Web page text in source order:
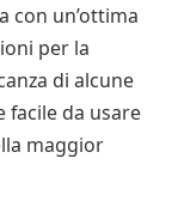
con un’ottima
per la
di alcune
facile da usare
maggior